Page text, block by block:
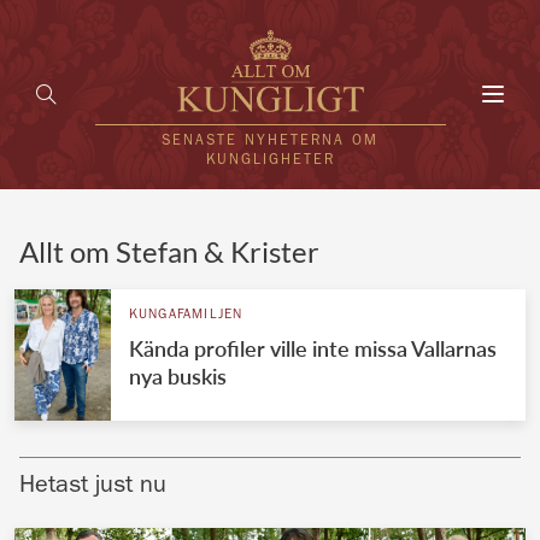
SENASTE NYHETERNA OM
KUNGLIGHETER
UTLÄNDSKT
VÄRLDENS KUNGAHUS
Brittiska kungahuset
Allt om Stefan & Krister
KUNGAFAMILJEN
Kända profiler ville inte missa Vallarnas
nya buskis
Hetast just nu